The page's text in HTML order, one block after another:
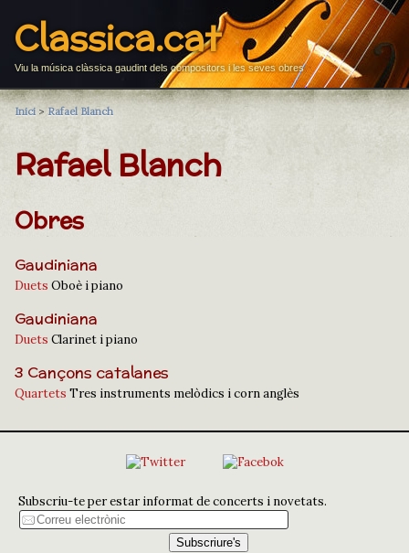
Classica.cat
Viu la música clàssica gaudint dels compositors i les seves obres
Inici >Rafael Blanch
Rafael Blanch
Obres
Gaudiniana
Duets Oboè i piano
Gaudiniana
Duets Clarinet i piano
3 Cançons catalanes
Quartets Tres instruments melòdics i corn anglès
Subscriu-te per estar informat de concerts i novetats.